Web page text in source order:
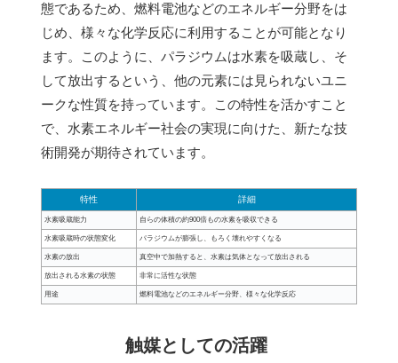
態であるため、燃料電池などのエネルギー分野をは
じめ、様々な化学反応に利用することが可能となり
ます。このように、パラジウムは水素を吸蔵し、そ
して放出するという、他の元素には見られないユニ
ークな性質を持っています。この特性を活かすこと
で、水素エネルギー社会の実現に向けた、新たな技
術開発が期待されています。
特性 詳細
水素吸蔵能力 自らの体積の約900倍もの水素を吸収できる
水素吸蔵時の状態変化 パラジウムが膨張し、もろく壊れやすくなる
水素の放出 真空中で加熱すると、水素は気体となって放出される
放出される水素の状態 非常に活性な状態
用途 燃料電池などのエネルギー分野、様々な化学反応
触媒としての活躍